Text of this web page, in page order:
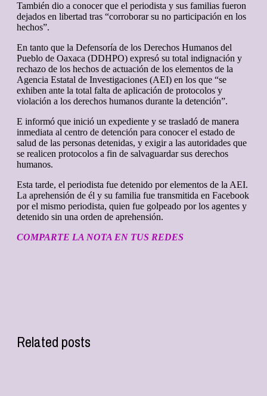
También dio a conocer que el periodista y sus familias fueron
dejados en libertad tras “corroborar su no participación en los
hechos”.
En tanto que la Defensoría de los Derechos Humanos del
Pueblo de Oaxaca (DDHPO) expresó su total indignación y
rechazo de los hechos de actuación de los elementos de la
Agencia Estatal de Investigaciones (AEI) en los que “se
exhiben ante la total falta de aplicación de protocolos y
violación a los derechos humanos durante la detención”.
E informó que inició un expediente y se trasladó de manera
inmediata al centro de detención para conocer el estado de
salud de las personas detenidas, y exigir a las autoridades que
se realicen protocolos a fin de salvaguardar sus derechos
humanos.
Esta tarde, el periodista fue detenido por elementos de la AEI.
La aprehensión de él y su familia fue transmitida en Facebook
por el mismo periodista, quien fue golpeado por los agentes y
detenido sin una orden de aprehensión.
COMPARTE LA NOTA EN TUS REDES
Related posts